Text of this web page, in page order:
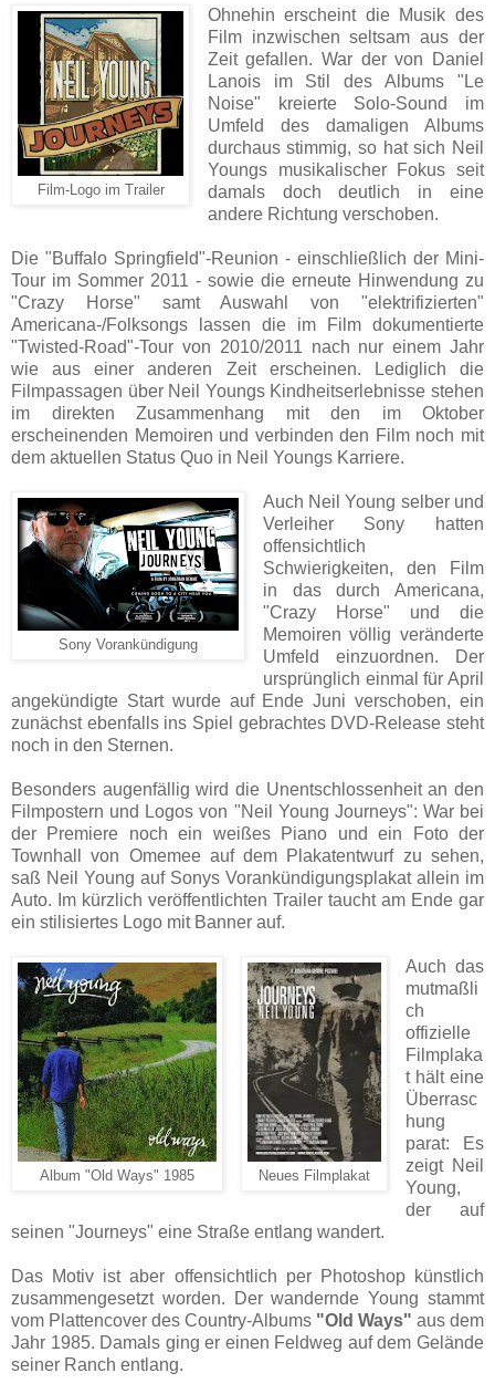
Film-Logo im Trailer
Ohnehin erscheint die Musik des
Film inzwischen seltsam aus der
Zeit gefallen. War der von Daniel
Lanois im Stil des Albums "Le
Noise" kreierte Solo-Sound im
Umfeld des damaligen Albums
durchaus stimmig, so hat sich Neil
Youngs musikalischer Fokus seit
damals doch deutlich in eine
andere Richtung verschoben.
Die "Buffalo Springfield"-Reunion - einschließlich der Mini-
Tour im Sommer 2011 - sowie die erneute Hinwendung zu
"Crazy Horse" samt Auswahl von "elektrifizierten"
Americana-/Folksongs lassen die im Film dokumentierte
"Twisted-Road"-Tour von 2010/2011 nach nur einem Jahr
wie aus einer anderen Zeit erscheinen. Lediglich die
Filmpassagen über Neil Youngs Kindheitserlebnisse stehen
im direkten Zusammenhang mit den im Oktober
erscheinenden Memoiren und verbinden den Film noch mit
dem aktuellen Status Quo in Neil Youngs Karriere.
Sony Vorankündigung
Auch Neil Young selber und
Verleiher Sony hatten
offensichtlich
Schwierigkeiten, den Film
in das durch Americana,
"Crazy Horse" und die
Memoiren völlig veränderte
Umfeld einzuordnen. Der
ursprünglich einmal für April
angekündigte Start wurde auf Ende Juni verschoben, ein
zunächst ebenfalls ins Spiel gebrachtes DVD-Release steht
noch in den Sternen.
Besonders augenfällig wird die Unentschlossenheit an den
Filmpostern und Logos von "Neil Young Journeys": War bei
der Premiere noch ein weißes Piano und ein Foto der
Townhall von Omemee auf dem Plakatentwurf zu sehen,
saß Neil Young auf Sonys Vorankündigungsplakat allein im
Auto. Im kürzlich veröffentlichten Trailer taucht am Ende gar
ein stilisiertes Logo mit Banner auf.
Album "Old Ways" 1985 Neues Filmplakat
Auch das
mutmaßli
ch
offizielle
Filmplaka
t hält eine
Überrasc
hung
parat: Es
zeigt Neil
Young,
der auf
seinen "Journeys" eine Straße entlang wandert.
Das Motiv ist aber offensichtlich per Photoshop künstlich
zusammengesetzt worden. Der wandernde Young stammt
vom Plattencover des Country-Albums "Old Ways" aus dem
Jahr 1985. Damals ging er einen Feldweg auf dem Gelände
seiner Ranch entlang.